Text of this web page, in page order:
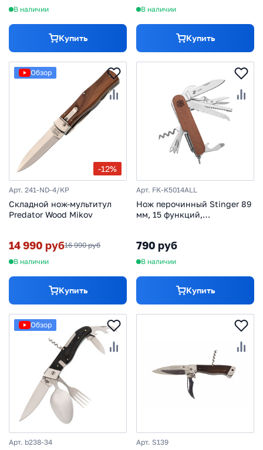
В наличии
Купить
В наличии
Купить
-12%
Обзор
Арт. 241-ND-4/KP
Складной нож-мультитул
Predator Wood Mikov
14 990 руб16 990 руб
В наличии
Купить
Арт. FK-K5014ALL
Нож перочинный Stinger 89
мм, 15 функций,
790 руб
В наличии
Купить
Обзор
Арт. b238-34 Арт. S139